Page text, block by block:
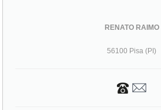
RENATO RAIMO
56100 Pisa (PI)